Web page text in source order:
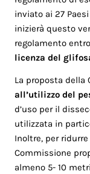
inviato ai 27
inizierà questo
regolamento
licenza del
La proposta
all’utilizzo del
d’uso per il
utilizzata in
Inoltre, per
Commissione
almeno 5- 10